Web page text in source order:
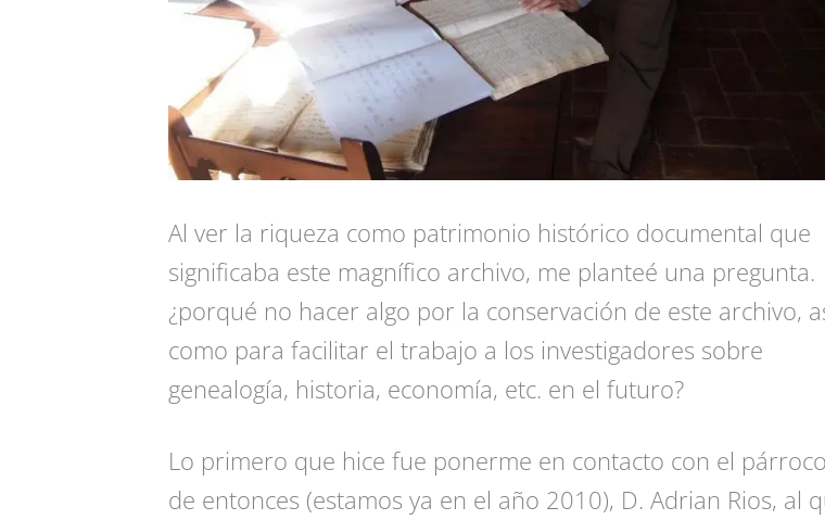
Al ver la riqueza como patrimonio histórico documental que
significaba este magnífico archivo, me planteé una pregunta.
¿porqué no hacer algo por la conservación de este archivo,
como para facilitar el trabajo a los investigadores sobre
genealogía, historia, economía, etc. en el futuro?
Lo primero que hice fue ponerme en contacto con el párroco
de entonces (estamos ya en el año 2010), D. Adrian Rios, al